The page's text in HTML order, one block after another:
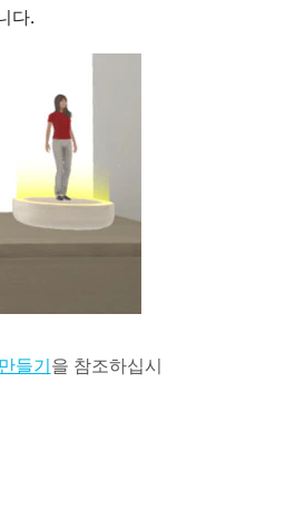
다.
들기 을 참조하십시